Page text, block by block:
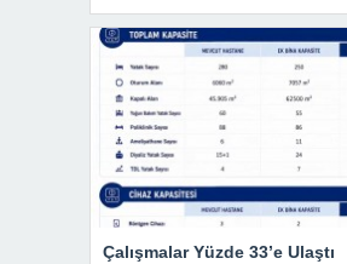
Çalışmalar Yüzde 33’e Ulaştı